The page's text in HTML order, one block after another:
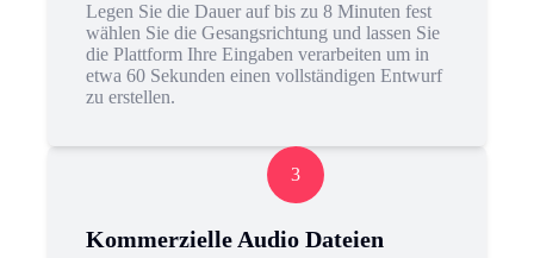
Legen Sie die Dauer auf bis zu 8 Minuten fest
wählen Sie die Gesangsrichtung und lassen Sie
die Plattform Ihre Eingaben verarbeiten um in
etwa 60 Sekunden einen vollständigen Entwurf
zu erstellen.
3
Kommerzielle Audio Dateien